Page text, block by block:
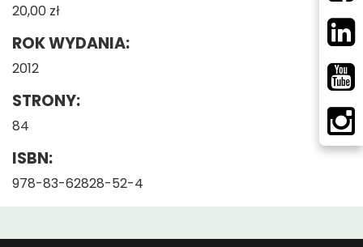
20,00 zł
ROK WYDANIA:
2012
STRONY:
84
ISBN:
978-83-62828-52-4